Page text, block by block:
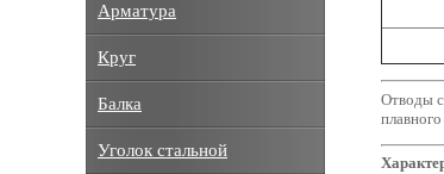
Отводы
Арматура
Круг
Балка
Уголок стальной